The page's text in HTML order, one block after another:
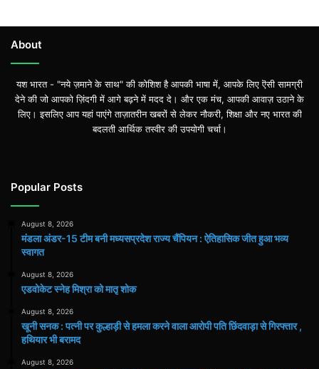
About
यश भारत - "नये ज़माने के साथ" की कोशिश है आपकी भाषा में, आपके लिए ऎसी सामग्री
देने की जो आपको ज़िंदगी में आगे बढ़ने में मदद दे। और एक मंच, आपकी आवाज़ उठाने के
लिए। इसलिए आप यहां पाएंगे ताज़ातरीन खबरों से लेकर नौकरी, शिक्षा और नए भारत की
बदलती आर्थिक तस्वीर की उपयोगी चर्चा।
Popular Posts
August 8, 2026
मंडला अंडर-15 टीम बनी मध्यसप्रदेश राज्य चैंपियन : ऐतिहासिक जीत हुआ भव्य
स्वागत
August 8, 2026
एडवोकेट स्नेह मिश्रा को मातृ शोक
August 8, 2026
खूनी सनक : पत्नी पर कुल्हाड़ी से हमला करने वाला आरोपी पति छिंदवाड़ा से गिरफ्तार ,
हथियार भी बरामद
August 8, 2026